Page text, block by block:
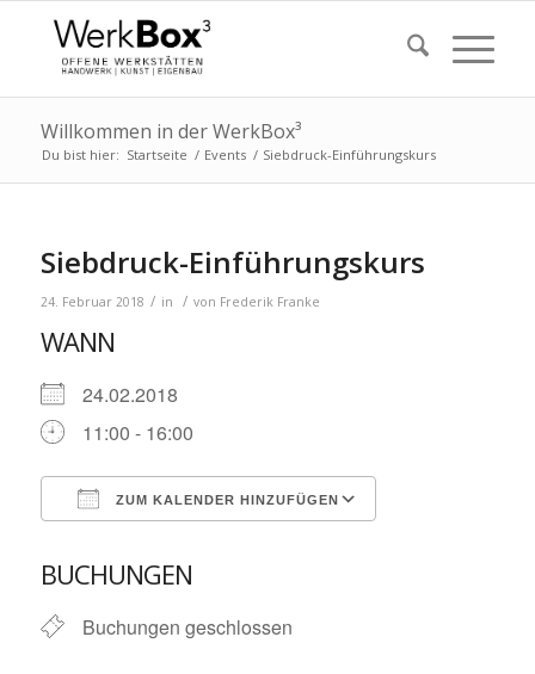
Willkommen in der WerkBox³
Du bist hier: Startseite / Events / Siebdruck-Einführungskurs
Siebdruck-Einführungskurs
24. Februar 2018 / in / von Frederik Franke
WANN
24.02.2018
11:00 - 16:00
ZUM KALENDER HINZUFÜGEN
BUCHUNGEN
Buchungen geschlossen